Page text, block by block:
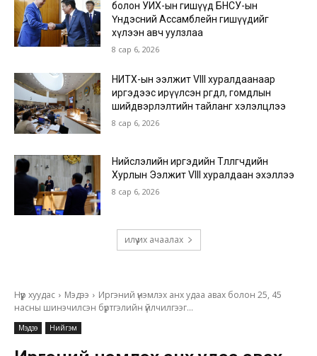
болон УИХ-ын гишүүд БНСУ-ын
Үндэсний Ассамблейн гишүүдийг
хүлээн авч уулзлаа
8 сар 6, 2026
НИТХ-ын ээлжит VIII хуралдаанаар
иргэдээс ирүүлсэн өргөдөл, гомдлын
шийдвэрлэлтийн тайланг хэлэлцлээ
8 сар 6, 2026
Нийслэлийн иргэдийн Төлөөлөгчдийн
Хурлын Ээлжит VIII хуралдаан эхэллээ
8 сар 6, 2026
илүү их ачаалах